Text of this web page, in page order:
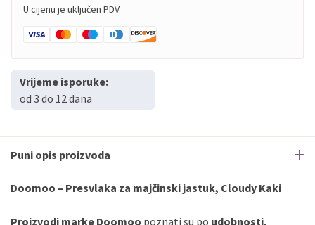
U cijenu je uključen PDV.
Vrijeme isporuke:
od 3 do 12 dana
Puni opis proizvoda
Doomoo – Presvlaka za majčinski jastuk, Cloudy Kaki
Proizvodi marke Doomoo poznati su po udobnosti,